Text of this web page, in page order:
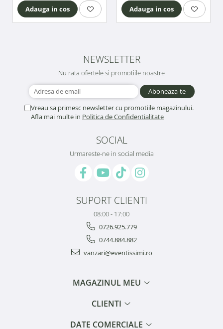
Adauga in cos Adauga in cos
NEWSLETTER
Nu rata ofertele si promotiile noastre
Vreau sa primesc newsletter cu promotiile magazinului.
Afla mai multe in Politica de Confidentialitate
SOCIAL
Urmareste-ne in social media
SUPORT CLIENTI
08:00 - 17:00
0726.925.779
0744.884.882
vanzari@eventissimi.ro
MAGAZINUL MEU
CLIENTI
DATE COMERCIALE